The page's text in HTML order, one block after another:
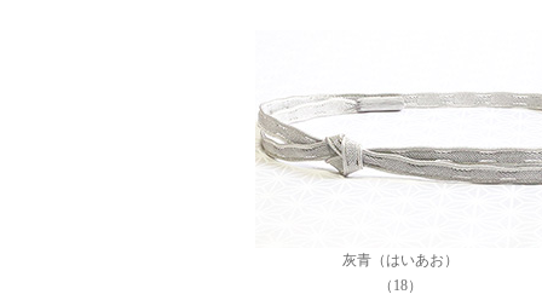
灰青（はいあお）
（18）